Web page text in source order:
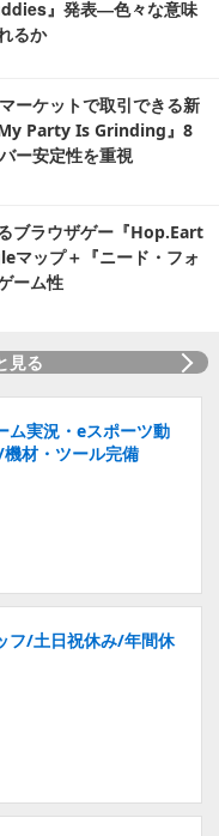
』発表―色々な意味
るか
ーケットで取引できる新
Party Is Grinding』8
ー安定性を重視
ブラウザゲー『Hop.Eart
マップ＋『ニード・フォ
ーム性
見る
ム実況・eスポーツ動
材・ツール完備
フ/土日祝休み/年間休